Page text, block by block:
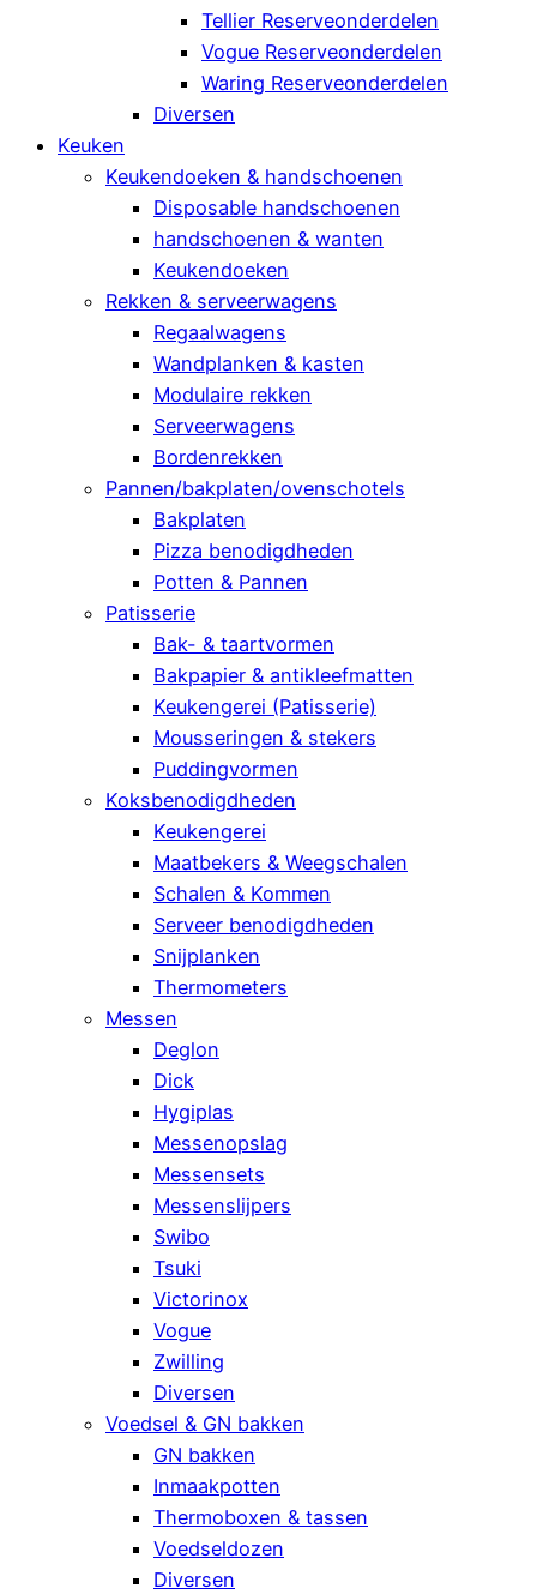
Tellier Reserveonderdelen
Vogue Reserveonderdelen
Waring Reserveonderdelen
Diversen
Keuken
Keukendoeken & handschoenen
Disposable handschoenen
handschoenen & wanten
Keukendoeken
Rekken & serveerwagens
Regaalwagens
Wandplanken & kasten
Modulaire rekken
Serveerwagens
Bordenrekken
Pannen/bakplaten/ovenschotels
Bakplaten
Pizza benodigdheden
Potten & Pannen
Patisserie
Bak- & taartvormen
Bakpapier & antikleefmatten
Keukengerei (Patisserie)
Mousseringen & stekers
Puddingvormen
Koksbenodigdheden
Keukengerei
Maatbekers & Weegschalen
Schalen & Kommen
Serveer benodigdheden
Snijplanken
Thermometers
Messen
Deglon
Dick
Hygiplas
Messenopslag
Messensets
Messenslijpers
Swibo
Tsuki
Victorinox
Vogue
Zwilling
Diversen
Voedsel & GN bakken
GN bakken
Inmaakpotten
Thermoboxen & tassen
Voedseldozen
Diversen